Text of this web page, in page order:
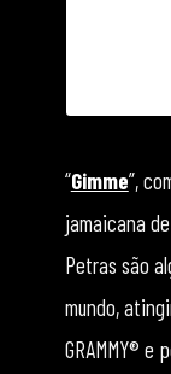
“Gimme”,
jamaicana
Petras são
mundo,
GRAMMY®